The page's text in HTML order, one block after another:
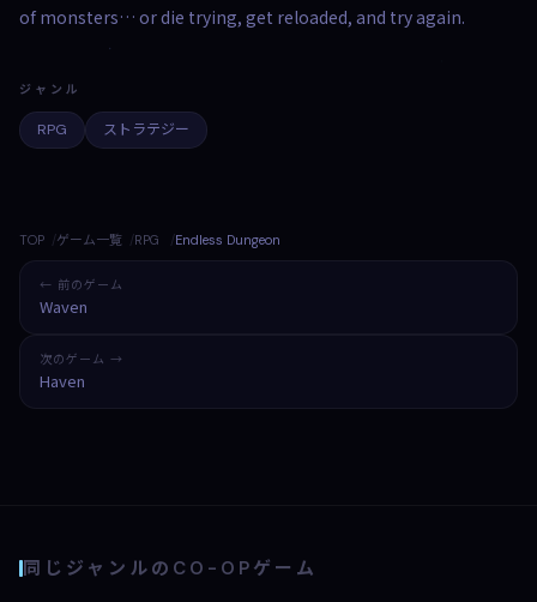
of monsters… or die trying, get reloaded, and try again.
ジャンル
RPG ストラテジー
TOP ゲーム一覧 RPG Endless Dungeon
← 前のゲーム
Waven
次のゲーム →
Haven
同じジャンルのCO-OPゲーム